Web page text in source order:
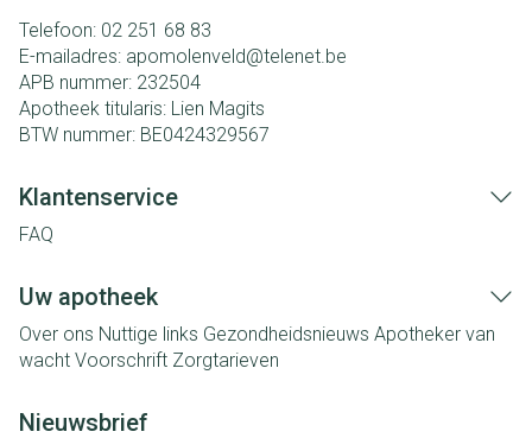
Telefoon: 02 251 68 83
E-mailadres: apomolenveld@telenet.be
APB nummer: 232504
Apotheek titularis: Lien Magits
BTW nummer: BE0424329567
Klantenservice
FAQ
Uw apotheek
Over ons Nuttige links Gezondheidsnieuws Apotheker van
wacht Voorschrift Zorgtarieven
Nieuwsbrief